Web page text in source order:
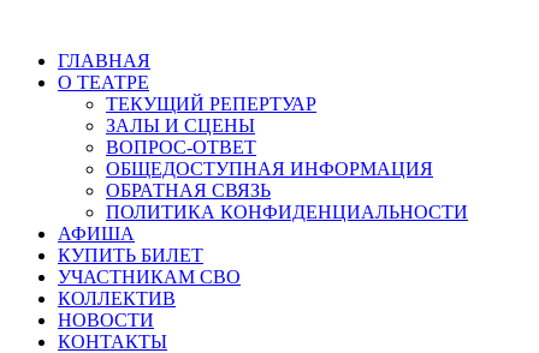
ГЛАВНАЯ
О ТЕАТРЕ
ТЕКУЩИЙ РЕПЕРТУАР
ЗАЛЫ И СЦЕНЫ
ВОПРОС-ОТВЕТ
ОБЩЕДОСТУПНАЯ ИНФОРМАЦИЯ
ОБРАТНАЯ СВЯЗЬ
ПОЛИТИКА КОНФИДЕНЦИАЛЬНОСТИ
АФИША
КУПИТЬ БИЛЕТ
УЧАСТНИКАМ СВО
КОЛЛЕКТИВ
НОВОСТИ
КОНТАКТЫ